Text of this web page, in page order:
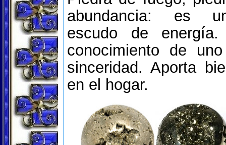
abundancia: es
escudo de
conocimiento de
sinceridad. Aporta
en el hogar.